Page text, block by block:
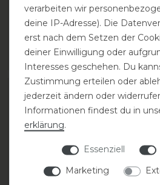
9,90 € *
0.075 Liter | 132,00 € / Liter
ARTIKEL MERKEN
verarbeiten wir
deine IP-Adresse). Die
erst nach dem Setzen der
deiner Einwilligung oder
Interesses geschehen. Du
Zustimmung erteilen oder
jederzeit ändern oder
Informationen findest du in
erklärung.
Essenziell
Marketing